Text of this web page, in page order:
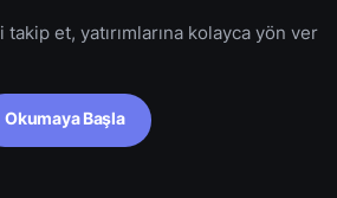
et, yatırımlarına kolayca yön ver
Okumaya Başla